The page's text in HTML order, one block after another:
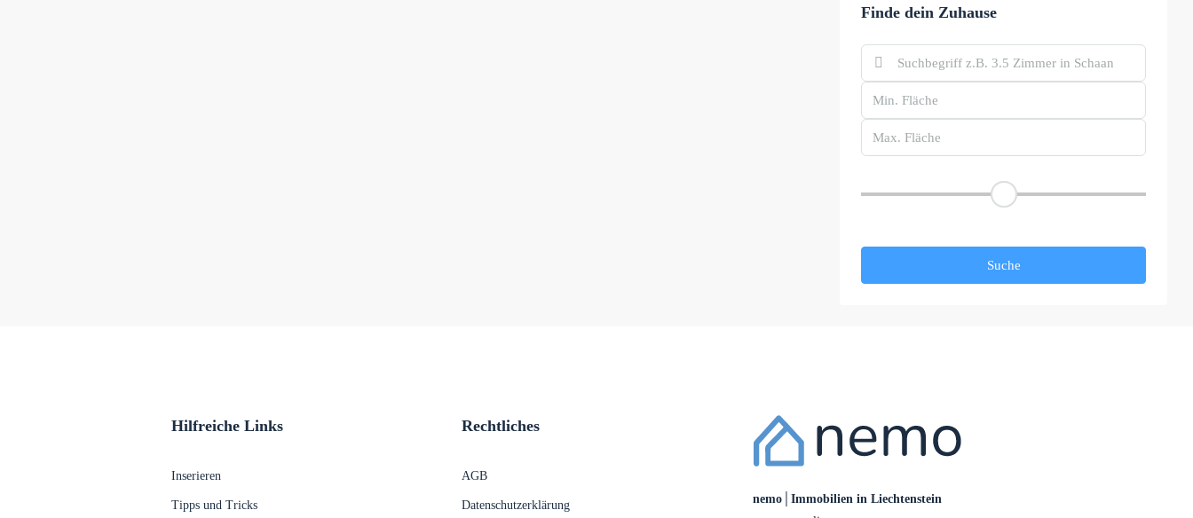
Finde dein Zuhause
Suche
Hilfreiche Links
Inserieren
Tipps und Tricks
Rechtliches
AGB
Datenschutzerklärung
nemo│Immobilien in Liechtenstein